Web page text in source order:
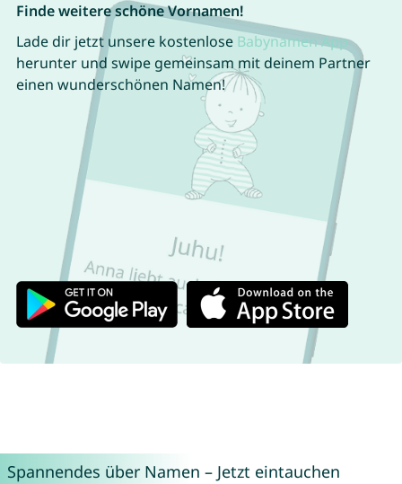
Finde weitere schöne Vornamen!
Lade dir jetzt unsere kostenlose Babynamen App
herunter und swipe gemeinsam mit deinem Partner
einen wunderschönen Namen!
Spannendes über Namen – Jetzt eintauchen